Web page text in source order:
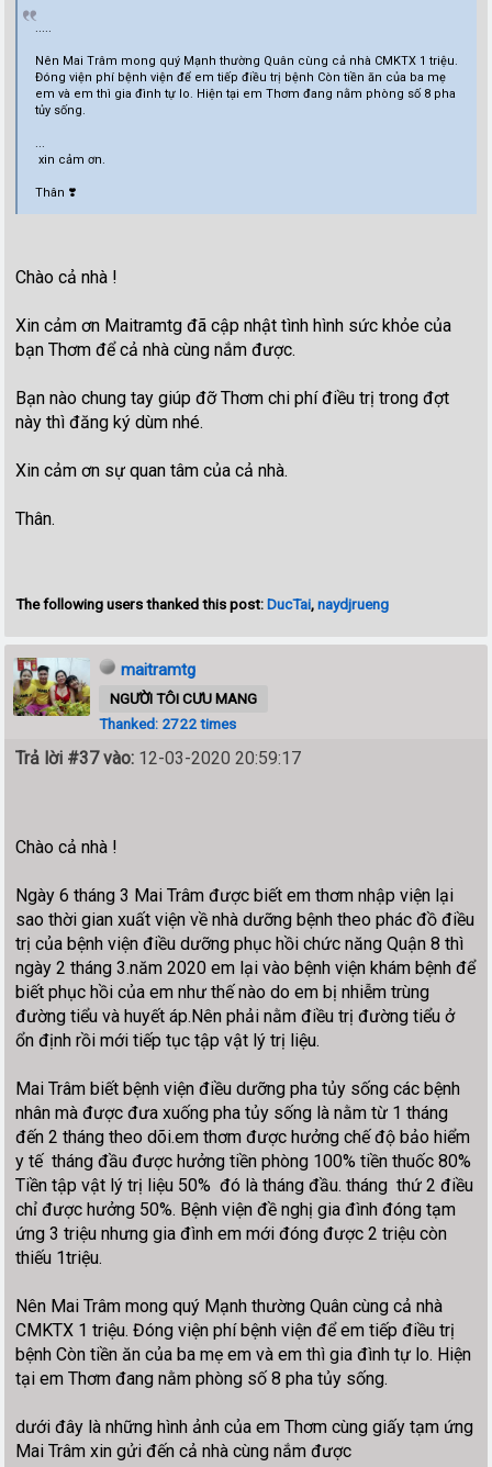
.....
Nên Mai Trâm mong quý Mạnh thường Quân cùng cả nhà CMKTX 1 triệu.
Đóng viện phí bệnh viện để em tiếp điều trị bệnh Còn tiền ăn của ba mẹ
em và em thì gia đình tự lo. Hiện tại em Thơm đang nằm phòng số 8 pha
tủy sống.
...
xin cảm ơn.
Thân ❣️
Chào cả nhà !
Xin cảm ơn Maitramtg đã cập nhật tình hình sức khỏe của
bạn Thơm để cả nhà cùng nắm được.
Bạn nào chung tay giúp đỡ Thơm chi phí điều trị trong đợt
này thì đăng ký dùm nhé.
Xin cảm ơn sự quan tâm của cả nhà.
Thân.
The following users thanked this post:DucTai,naydjrueng
maitramtg
NGƯỜI TÔI CƯU MANG
Thanked: 2722 times
Trả lời #37 vào: 12-03-2020 20:59:17
Chào cả nhà !
Ngày 6 tháng 3 Mai Trâm được biết em thơm nhập viện lại
sao thời gian xuất viện về nhà dưỡng bệnh theo phác đồ điều
trị của bệnh viện điều dưỡng phục hồi chức năng Quận 8 thì
ngày 2 tháng 3.năm 2020 em lại vào bệnh viện khám bệnh để
biết phục hồi của em như thế nào do em bị nhiễm trùng
đường tiểu và huyết áp.Nên phải nằm điều trị đường tiểu ở
ổn định rồi mới tiếp tục tập vật lý trị liệu.
Mai Trâm biết bệnh viện điều dưỡng pha tủy sống các bệnh
nhân mà được đưa xuống pha tủy sống là nằm từ 1 tháng
đến 2 tháng theo dõi.em thơm được hưởng chế độ bảo hiểm
y tế tháng đầu được hưởng tiền phòng 100% tiền thuốc 80%
Tiền tập vật lý trị liệu 50% đó là tháng đầu. tháng thứ 2 điều
chỉ được hưởng 50%. Bệnh viện đề nghị gia đình đóng tạm
ứng 3 triệu nhưng gia đình em mới đóng được 2 triệu còn
thiếu 1triệu.
Nên Mai Trâm mong quý Mạnh thường Quân cùng cả nhà
CMKTX 1 triệu. Đóng viện phí bệnh viện để em tiếp điều trị
bệnh Còn tiền ăn của ba mẹ em và em thì gia đình tự lo. Hiện
tại em Thơm đang nằm phòng số 8 pha tủy sống.
dưới đây là những hình ảnh của em Thơm cùng giấy tạm ứng
Mai Trâm xin gửi đến cả nhà cùng nắm được